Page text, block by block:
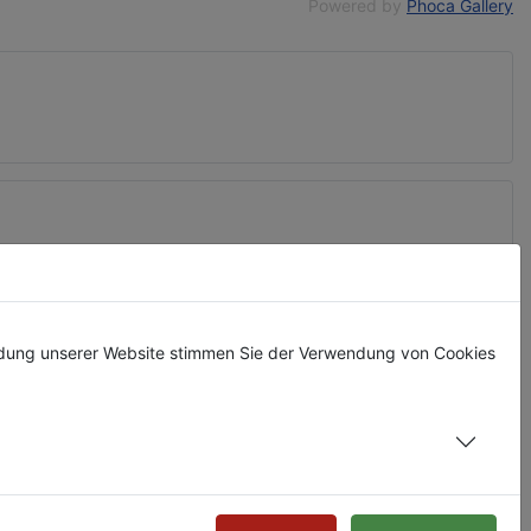
Powered by Phoca Gallery
Do Fr Sa
So
1
2
unserer Website stimmen Sie der Verwendung von Cookies